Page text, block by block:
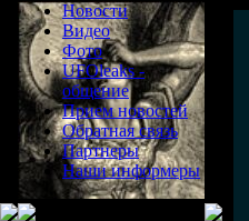
Новости
Видео
Фото
UFOleaks -
общение
Прием новостей
Обратная связь
Партнеры
Наши информеры